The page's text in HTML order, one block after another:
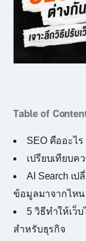
Table of
SEO คืออะไ
เปรียบเทียบค
AI Search เ
ข้อมูลมาจากไหน
5 วิธีทำให้เว็
สำหรับธุรกิจ